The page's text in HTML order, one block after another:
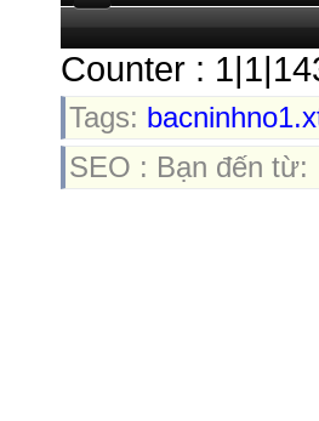
Counter :
Tags:
SEO : Bạn đến từ: